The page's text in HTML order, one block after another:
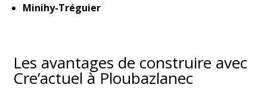
Minihy-Tréguier
Les avantages de construire avec
Cre’actuel à Ploubazlanec